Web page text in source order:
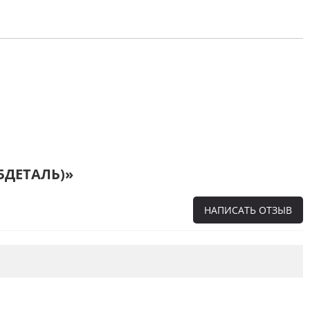
НАПИСАТЬ ОТЗЫВ